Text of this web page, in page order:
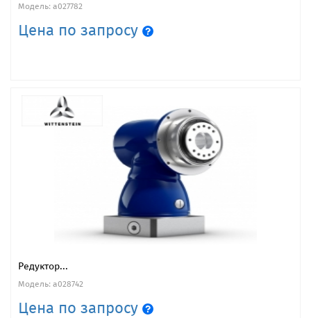
Модель: a027782
Цена по запросу
Редуктор...
Модель: a028742
Цена по запросу